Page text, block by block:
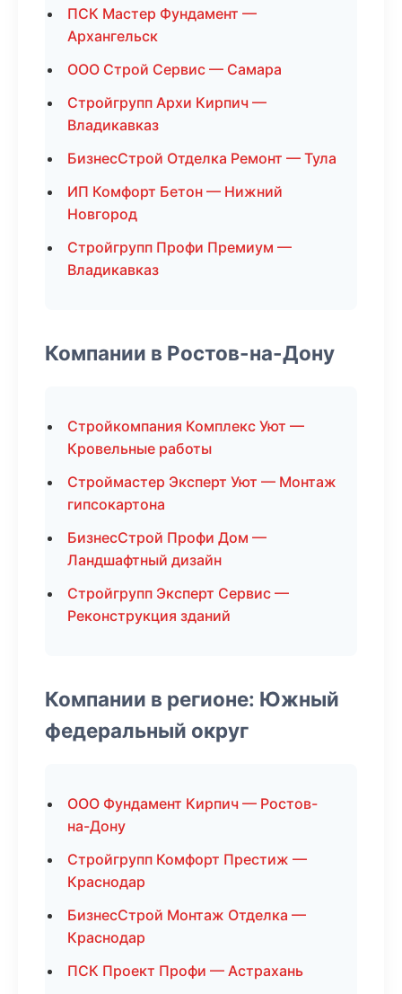
ПСК Мастер Фундамент —
Архангельск
ООО Строй Сервис — Самара
Стройгрупп Архи Кирпич —
Владикавказ
БизнесСтрой Отделка Ремонт — Тула
ИП Комфорт Бетон — Нижний
Новгород
Стройгрупп Профи Премиум —
Владикавказ
Компании в Ростов-на-Дону
Стройкомпания Комплекс Уют —
Кровельные работы
Строймастер Эксперт Уют — Монтаж
гипсокартона
БизнесСтрой Профи Дом —
Ландшафтный дизайн
Стройгрупп Эксперт Сервис —
Реконструкция зданий
Компании в регионе: Южный
федеральный округ
ООО Фундамент Кирпич — Ростов-
на-Дону
Стройгрупп Комфорт Престиж —
Краснодар
БизнесСтрой Монтаж Отделка —
Краснодар
ПСК Проект Профи — Астрахань